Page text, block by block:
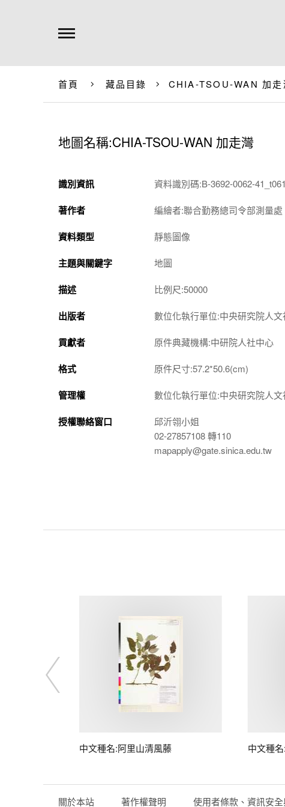
首頁 藏品目錄 CHIA-TSOU-WAN 加走
地圖名稱:CHIA-TSOU-WAN 加走灣
識別資訊 資料識別碼:B-3692-0062-41_t061
著作者 編繪者:聯合勤務總司令部測量處
資料類型 靜態圖像
主題與關鍵字 地圖
描述 比例尺:50000
出版者 數位化執行單位:中央研究院人
貢獻者 原件典藏機構:中研院人社中心
格式 原件尺寸:57.2*50.6(cm)
管理權 數位化執行單位:中央研究院人
授權聯絡窗口
邱沂翎小姐
02-27857108 轉110
mapapply@gate.sinica.edu.tw
中文種名:阿里山清風藤 中文種
關於本站 著作權聲明 使用者條款、資訊安